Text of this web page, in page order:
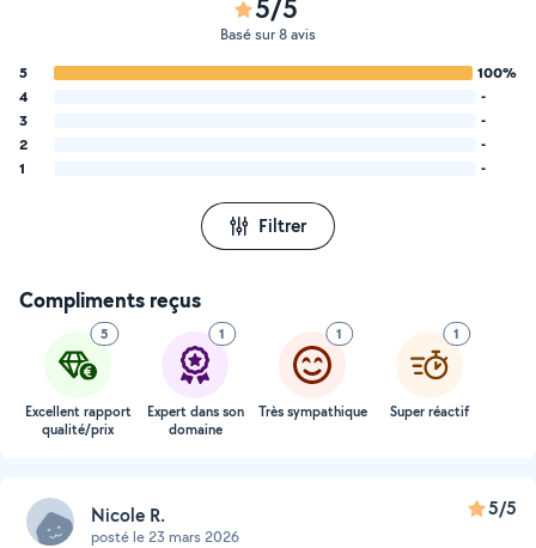
5/5
Basé sur 8 avis
5
100%
4
-
3
-
2
-
1
-
Filtrer
Compliments reçus
5
Excellent rapport
qualité/prix
1
Expert dans son
domaine
1
Très sympathique
1
Super réactif
Nicole R.
posté le 23 mars 2026
5/5